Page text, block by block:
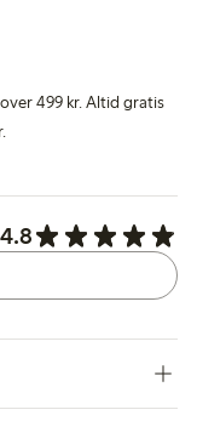
499 kr. Altid gratis
4.8